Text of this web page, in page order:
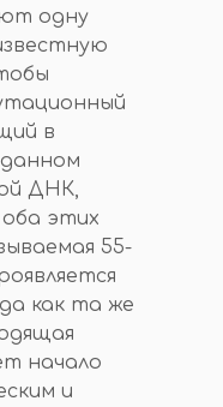
одну
в
ДНК,
этих
55-
как та же
начало
и